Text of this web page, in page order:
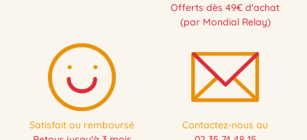
Offerts dès 49€ d'achat
(par Mondial Relay)
Satisfait ou remboursé
Contactez-nous au